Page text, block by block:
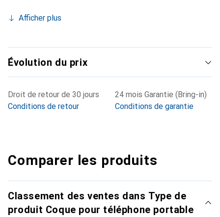
Afficher plus
Évolution du prix
Droit de retour de 30 jours
Conditions de retour
24 mois Garantie (Bring-in)
Conditions de garantie
Comparer les produits
Classement des ventes dans Type de
produit Coque pour téléphone portable